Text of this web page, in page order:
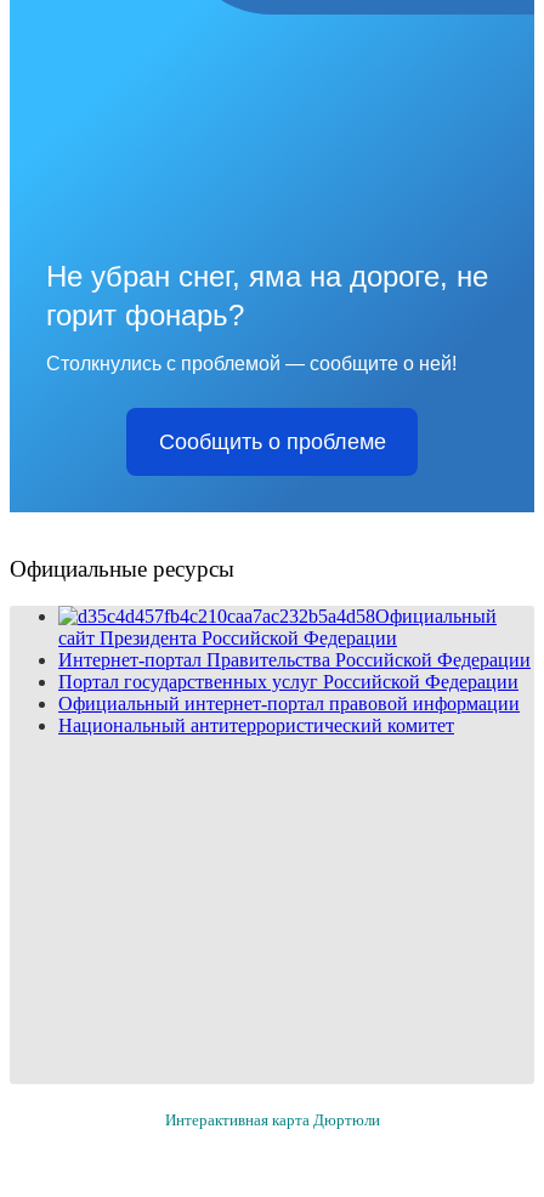
Не убран снег, яма на дороге, не
горит фонарь?
Столкнулись с проблемой — сообщите о ней!
Сообщить о проблеме
Официальные ресурсы
Официальный
сайт Президента Российской Федерации
Интернет-портал Правительства Российской Федерации
Портал государственных услуг Российской Федерации
Официальный интернет-портал правовой информации
Национальный антитеррористический комитет
Интерактивная карта Дюртюли